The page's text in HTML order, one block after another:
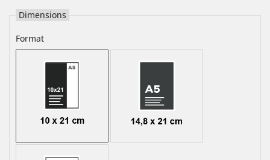
Dimensions
Format